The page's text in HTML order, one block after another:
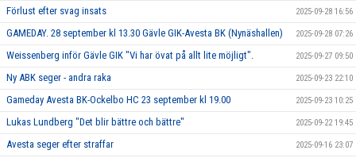
Förlust efter svag insats 2025-09-28 16:56
GAMEDAY. 28 september kl 13.30 Gävle GIK-Avesta BK (Nynäshallen) 2025-09-28 07:26
Weissenberg inför Gävle GIK "Vi har övat på allt lite möjligt". 2025-09-27 09:50
Ny ABK seger - andra raka 2025-09-23 22:10
Gameday Avesta BK-Ockelbo HC 23 september kl 19.00 2025-09-23 10:25
Lukas Lundberg "Det blir bättre och bättre" 2025-09-22 19:45
Avesta seger efter straffar 2025-09-16 23:07